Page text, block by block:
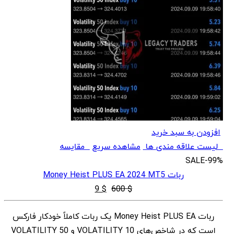
افزودن به سبد خرید
لیست علاقه مندی ها مشاهده سریعمقایسه
SALE-99%
ربات Money Heist PLUS EA 2024 MT5
$
600
قیمت
اصلی
$ 600
بود.
$
9 قیمت
فعلی
$ 9
است.
ربات Money Heist PLUS EA یک ربات کاملاً خودکار فارکس
است که در شاخص‌های VOLATILITY 10 و VOLATILITY 50